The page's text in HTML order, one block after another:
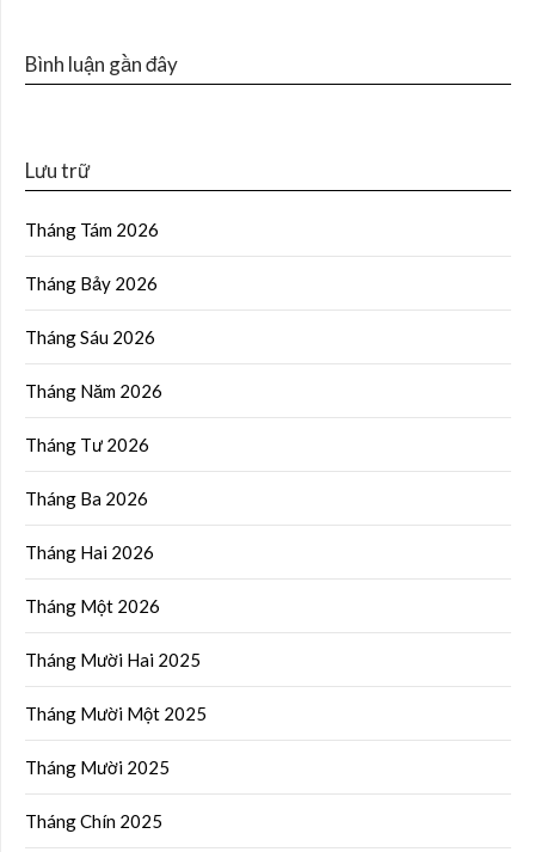
Bình luận gần đây
Lưu trữ
Tháng Tám 2026
Tháng Bảy 2026
Tháng Sáu 2026
Tháng Năm 2026
Tháng Tư 2026
Tháng Ba 2026
Tháng Hai 2026
Tháng Một 2026
Tháng Mười Hai 2025
Tháng Mười Một 2025
Tháng Mười 2025
Tháng Chín 2025